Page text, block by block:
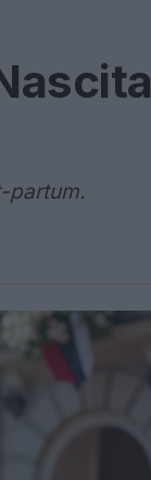
partum.